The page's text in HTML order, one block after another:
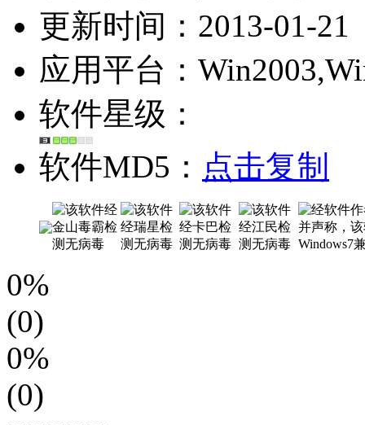
更新时间：2013-01-21
应用平台：
软件星级：
软件MD5： 点击复制
0%
(0)
0%
(0)